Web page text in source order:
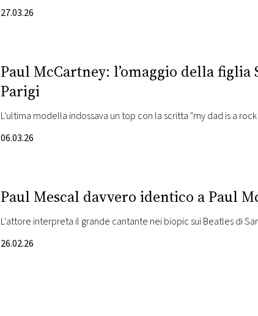
27.03.26
Paul McCartney: l’omaggio della
Parigi
L'ultima modella indossava un top con la scritta "my dad is a
06.03.26
Paul Mescal davvero identico a Paul
L'attore interpreta il grande cantante nei biopic sui Beatles di
26.02.26